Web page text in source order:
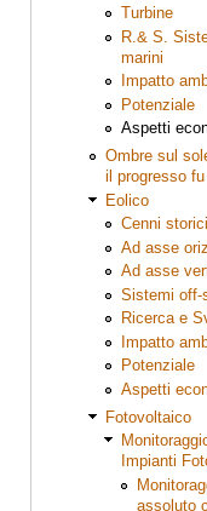
Turbine
R.& S.
marini
Impatto
Potenziale
Aspetti
Ombre sul
il progresso
Eolico
Cenni storici
Ad asse
Ad asse
Sistemi off-
Ricerca e
Impatto
Potenziale
Aspetti
Fotovoltaico
Impianti
assoluto